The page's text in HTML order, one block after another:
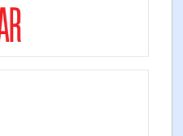
title-sr-equity]